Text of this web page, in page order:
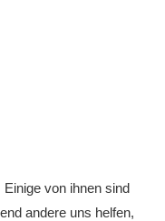
von ihnen sind
andere uns helfen,